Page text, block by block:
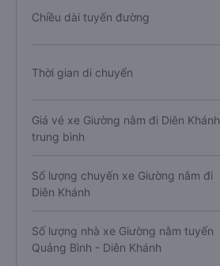
Chiều dài tuyến đường
Thời gian di chuyển
Giá vé xe Giường nằm đi Diên Khánh
trung bình
Số lượng chuyến xe Giường nằm đi
Diên Khánh
Số lượng nhà xe Giường nằm tuyến
Quảng Bình - Diên Khánh